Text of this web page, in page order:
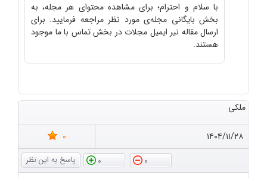
با سلام و احترام؛ برای مشاهده محتوای هر مجله، به
بخش بایگانی مجله‌ی مورد نظر مراجعه فرمایید. برای
ارسال مقاله نیر ایمیل مجلات در بخش تماس با ما موجود
هستند.
ملکی
۱۴۰۴/۱۱/۲۸
0
0
0